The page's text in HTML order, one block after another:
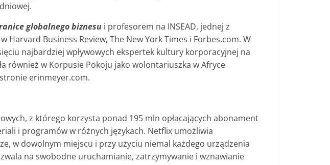
globalnego biznesu i profesorem na INSEAD, jednej z
Harvard Business Review, The New York Times i Forbes.com. W
najbardziej wpływowych ekspertek kultury korporacyjnej na
również w Korpusie Pokoju jako wolontariuszka w Afryce
erinmeyer.com.
z którego korzysta ponad 195 mln opłacających abonament
i programów w różnych językach. Netflix umożliwia
w dowolnym miejscu i przy użyciu niemal każdego urządzenia
na swobodne uruchamianie, zatrzymywanie i wznawianie